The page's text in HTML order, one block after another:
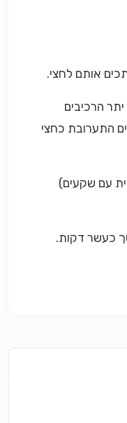
הרכיבים
התערובת כחצי
עם שקעים)